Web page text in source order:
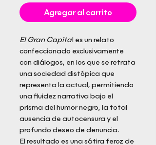
Agregar al carrito
El Gran Capital es un relato
confeccionado exclusivamente
con diálogos, en los que se retrata
una sociedad distópica que
representa la actual, permitiendo
una fluidez narrativa bajo el
prisma del humor negro, la total
ausencia de autocensura y el
profundo deseo de denuncia.
El resultado es una sátira feroz de